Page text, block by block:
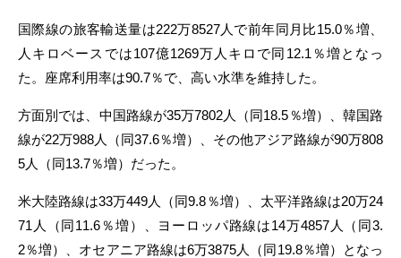
国際線の旅客輸送量は222万8527人で前年同月比15.0％増、
人キロベースでは107億1269万人キロで同12.1％増となっ
た。座席利用率は90.7％で、高い水準を維持した。
方面別では、中国路線が35万7802人（同18.5％増）、韓国路
線が22万988人（同37.6％増）、その他アジア路線が90万808
5人（同13.7％増）だった。
米大陸路線は33万449人（同9.8％増）、太平洋路線は20万24
71人（同11.6％増）、ヨーロッパ路線は14万4857人（同3.
2％増）、オセアニア路線は6万3875人（同19.8％増）となっ